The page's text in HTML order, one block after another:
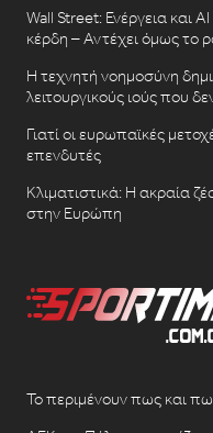
Wall Street: Ενέργεια και
κέρδη – Αντέχει όμως το
Η τεχνητή νοημοσύνη
λειτουργικούς ιούς που
Γιατί οι ευρωπαϊκές
επενδυτές
Κλιματιστικά: Η ακραία
στην Ευρώπη
Το περιμένουν πως και